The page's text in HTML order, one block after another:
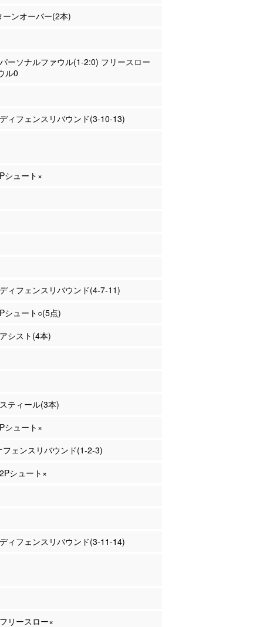
ンオーバー(2本)
ーソナルファウル(1-2:0) フリースロー
ル0
ィフェンスリバウンド(3-10-13)
シュート×
ィフェンスリバウンド(4-7-11)
シュート○(5点)
シスト(4本)
ティール(3本)
シュート×
フェンスリバウンド(1-2-3)
シュート×
ィフェンスリバウンド(3-11-14)
リースロー×